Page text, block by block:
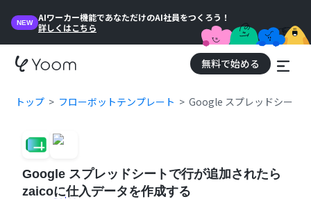
NEW
AIワーカー機能であなただけのAI社員をつくろう！
詳しくはこちら
無料で始める
トップ フローボットテンプレート Google スプレッドシート
Google スプレッドシートで行が追加されたら
zaicoに仕入データを作成する